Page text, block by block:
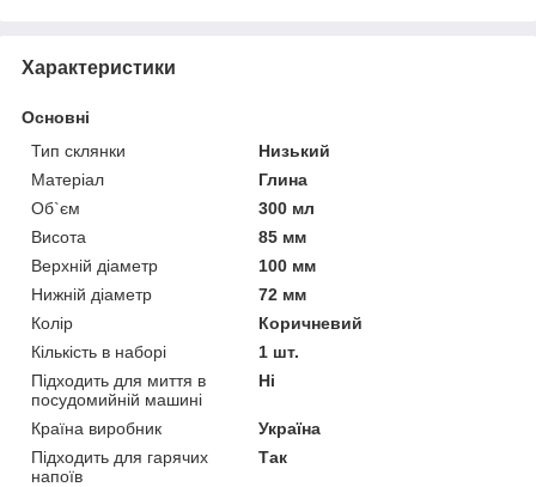
Характеристики
Основні
Тип склянки
Низький
Матеріал
Глина
Об`єм
300 мл
Висота
85 мм
Верхній діаметр
100 мм
Нижній діаметр
72 мм
Колір
Коричневий
Кількість в наборі
1 шт.
Підходить для миття в
посудомийній машині
Ні
Країна виробник
Україна
Підходить для гарячих
напоїв
Так